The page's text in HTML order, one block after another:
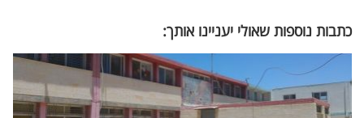
כתבות נוספות שאולי יעניינו אותך: